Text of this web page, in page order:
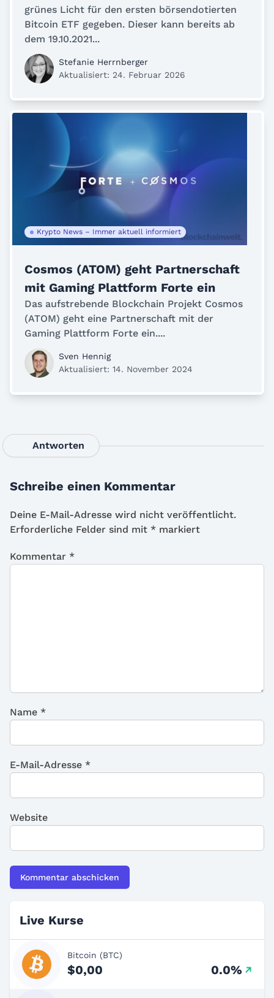
grünes Licht für den ersten börsendotierten
Bitcoin ETF gegeben. Dieser kann bereits ab
dem 19.10.2021...
Stefanie Herrnberger
Aktualisiert: 24. Februar 2026
Krypto News – Immer aktuell informiert
Cosmos (ATOM) geht Partnerschaft
mit Gaming Plattform Forte ein
Das aufstrebende Blockchain Projekt Cosmos
(ATOM) geht eine Partnerschaft mit der
Gaming Plattform Forte ein....
Sven Hennig
Aktualisiert: 14. November 2024
Antworten
Schreibe einen Kommentar
Deine E-Mail-Adresse wird nicht veröffentlicht.
Erforderliche Felder sind mit * markiert
Kommentar *
Name *
E-Mail-Adresse *
Website
Live Kurse
Bitcoin (BTC)
$0,00 0.0%